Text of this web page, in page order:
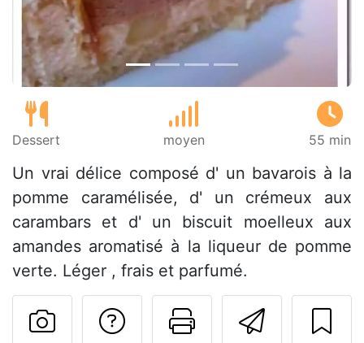
Dessert moyen 55 min
Un vrai délice composé d' un bavarois à la
pomme caramélisée, d' un crémeux aux
carambars et d' un biscuit moelleux aux
amandes aromatisé à la liqueur de pomme
verte. Léger , frais et parfumé.
Imprimer
Poser une